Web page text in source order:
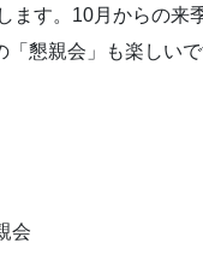
ます。10月からの
懇親会」も楽しい
会